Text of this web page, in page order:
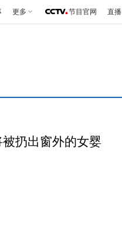
更多 节目官网 直播
被扔出窗外的女婴